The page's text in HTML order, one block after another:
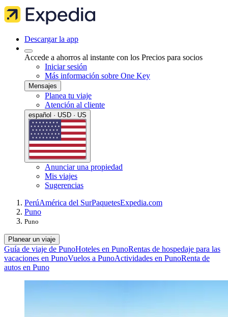
Descargar la app
Accede a ahorros al instante con los Precios para socios
Iniciar sesión
Más información sobre One Key
Mensajes
Planea tu viaje
Atención al cliente
español · USD · US
Anunciar una propiedad
Mis viajes
Sugerencias
PerúAmérica del SurPaquetesExpedia.com
Puno
Puno
Planear un viaje
Guía de viaje de PunoHoteles en PunoRentas de hospedaje para las
vacaciones en PunoVuelos a PunoActividades en PunoRenta de
autos en Puno